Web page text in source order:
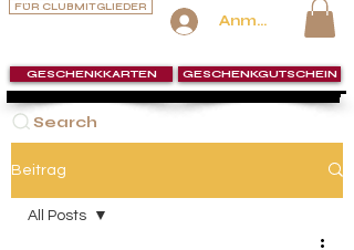
Anmelden
FÜR CLUBMITGLIEDER
Search
GESCHENKKARTEN GESCHENKGUTSCHEIN
Beitrag
All Posts